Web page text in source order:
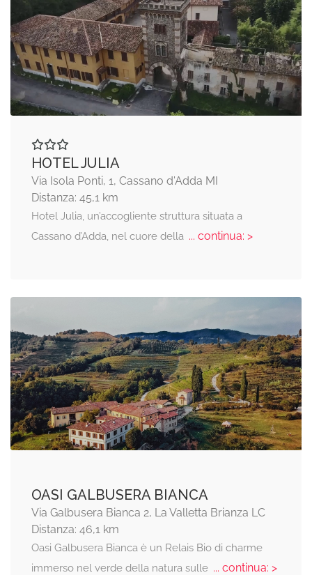
HOTEL JULIA
Via Isola Ponti, 1, Cassano d'Adda MI
Distanza: 45,1 km
Hotel Julia, un’accogliente struttura situata a
Cassano d’Adda, nel cuore della... continua: >
OASI GALBUSERA BIANCA
Via Galbusera Bianca 2, La Valletta Brianza LC
Distanza: 46,1 km
Oasi Galbusera Bianca è un Relais Bio di charme
immerso nel verde della natura sulle... continua: >